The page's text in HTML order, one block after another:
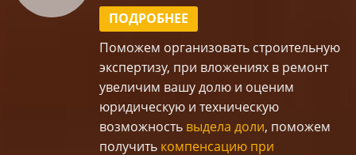
ПОДРОБНЕЕ
Поможем организовать строительную
экспертизу, при вложениях в ремонт
увеличим вашу долю и оценим
юридическую и техническую
возможность выдела доли, поможем
получить компенсацию при